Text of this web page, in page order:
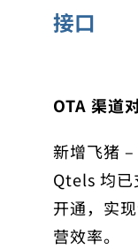
接口
OTA 渠道
新增飞猪
Qtels 均已
开通，实
营效率。